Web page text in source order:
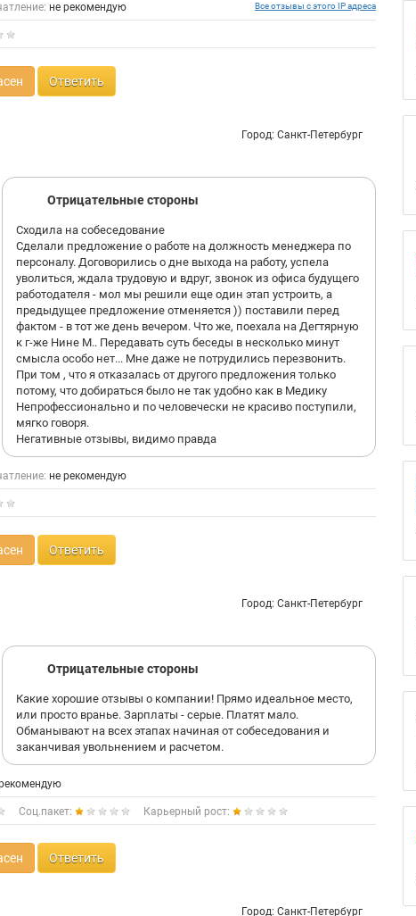
не рекомендую Все отзывы с этого IP адреса
Ответить
Город: Санкт-Петербург
Отрицательные стороны
Сходила на собеседование
Сделали предложение о работе на должность менеджера по
персоналу. Договорились о дне выхода на работу, успела
уволиться, ждала трудовую и вдруг, звонок из офиса будущего
работодателя - мол мы решили еще один этап устроить, а
предыдущее предложение отменяется )) поставили перед
фактом - в тот же день вечером. Что же, поехала на Дегтярную
к г-же Нине М.. Передавать суть беседы в несколько минут
смысла особо нет... Мне даже не потрудились перезвонить.
При том , что я отказалась от другого предложения только
потому, что добираться было не так удобно как в Медику
Непрофессионально и по человечески не красиво поступили,
мягко говоря.
Негативные отзывы, видимо правда
не рекомендую
Ответить
Город: Санкт-Петербург
Отрицательные стороны
Какие хорошие отзывы о компании! Прямо идеальное место,
или просто вранье. Зарплаты - серые. Платят мало.
Обманывают на всех этапах начиная от собеседования и
заканчивая увольнением и расчетом.
Соц.пакет: Карьерный рост:
Ответить
Город: Санкт-Петербург